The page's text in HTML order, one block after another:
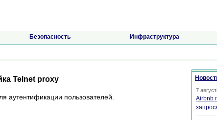
Безопасность Инфраструктура
Telnet proxy
аутентификации пользователей.
7
Airbnb